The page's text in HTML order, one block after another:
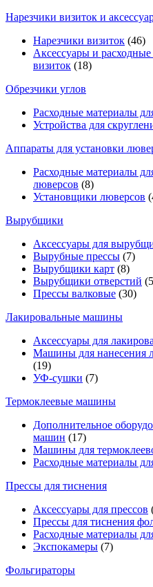
Нарезчики визиток и
Нарезчики визиток (46)
Аксессуары и
визиток (18)
Обрезчики углов
Расходные материалы
Устройства для
Аппараты для установки
Расходные материалы
люверсов (8)
Установщики люверсов
Вырубщики
Аксессуары для
Вырубные прессы (7)
Вырубщики карт (8)
Вырубщики отверстий
Прессы валковые (30)
Лакировальные машины
Аксессуары для
Машины для нанесения
(19)
УФ-сушки (7)
Термоклеевые машины
Дополнительное
машин (17)
Машины для
Расходные материалы
Прессы для тиснения
Аксессуары для прессов
Прессы для тиснения
Расходные материалы
Экспокамеры (7)
Фольгираторы